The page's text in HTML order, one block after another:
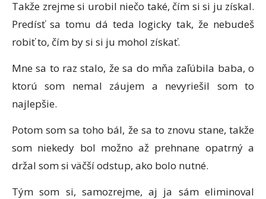
Takže zrejme si urobil niečo také, čím si si ju získal.
Predísť sa tomu dá teda logicky tak, že nebudeš
robiť to, čím by si si ju mohol získať.
Mne sa to raz stalo, že sa do mňa zaľúbila baba, o
ktorú som nemal záujem a nevyriešil som to
najlepšie.
Potom som sa toho bál, že sa to znovu stane, takže
som niekedy bol možno až prehnane opatrný a
držal som si väčší odstup, ako bolo nutné.
Tým som si, samozrejme, aj ja sám eliminoval